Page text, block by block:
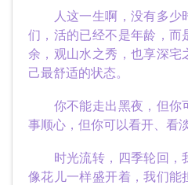
人这一生啊，没有多少
们，活的已经不是年龄，而
余，观山水之秀，也享深宅
己最舒适的状态。
你不能走出黑夜，但你
事顺心，但你可以看开、看
时光流转，四季轮回，
像花儿一样盛开着，我们能